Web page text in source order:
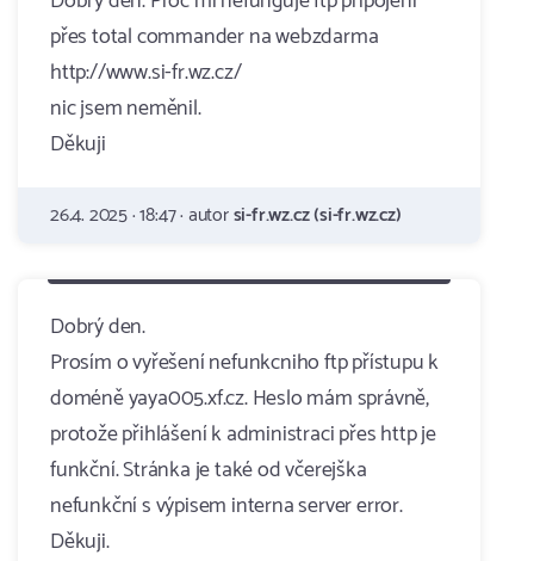
přes total commander na webzdarma
http://www.si-fr.wz.cz/
nic jsem neměnil.
Děkuji
26.4. 2025 · 18:47 · autorsi-fr.wz.cz (si-fr.wz.cz)
Dobrý den.
Prosím o vyřešení nefunkcniho ftp přístupu k
doméně yaya005.xf.cz. Heslo mám správně,
protože přihlášení k administraci přes http je
funkční. Stránka je také od včerejška
nefunkční s výpisem interna server error.
Děkuji.